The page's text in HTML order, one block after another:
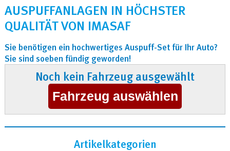
AUSPUFFANLAGEN IN HÖCHSTER
QUALITÄT VON IMASAF
Sie benötigen ein hochwertiges Auspuff-Set für Ihr Auto?
Sie sind soeben fündig geworden!
Noch kein Fahrzeug ausgewählt
Artikelkategorien